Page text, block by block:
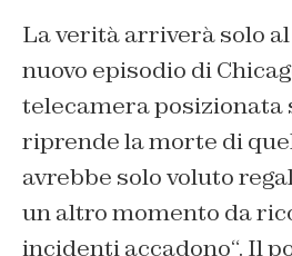
La verità arriverà solo
nuovo episodio di
telecamera posizionata
riprende la morte di
avrebbe solo voluto
un altro momento da
incidenti accadono“. Il